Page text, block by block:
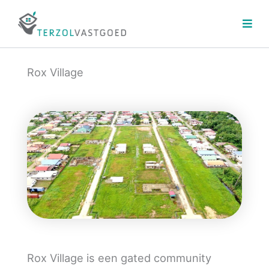
naar
de
Rox Village
Rox Village is een gated community